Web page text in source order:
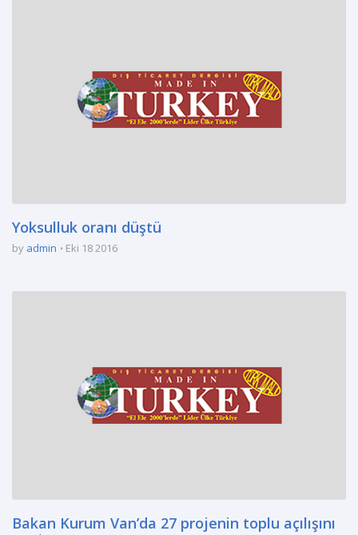
Yoksulluk oranı düştü
by admin Eki 18 2016
Bakan Kurum Van’da 27 projenin toplu açılışını